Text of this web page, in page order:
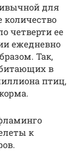
для
количество
четверти ее
ежедневно
Так,
в
птиц,
к